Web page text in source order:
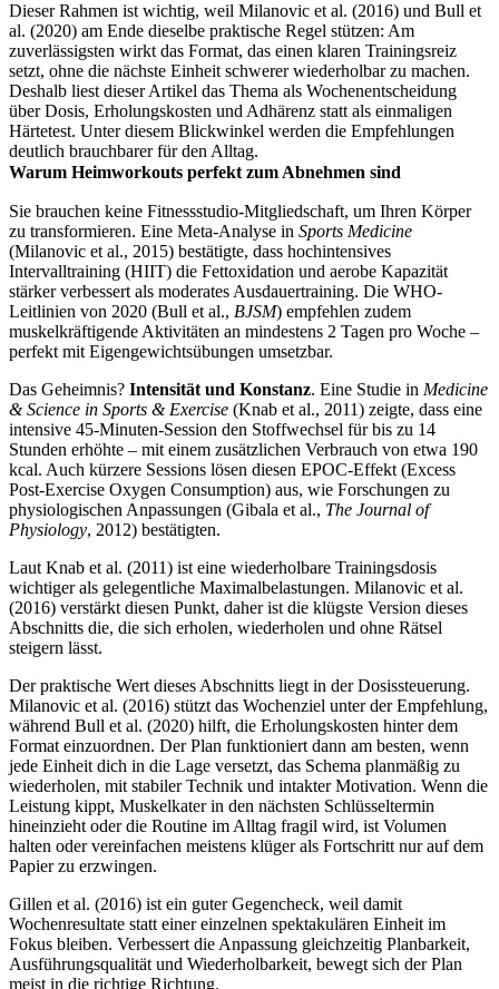
Dieser Rahmen ist wichtig, weil Milanovic et al. (2016) und Bull et
al. (2020) am Ende dieselbe praktische Regel stützen: Am
zuverlässigsten wirkt das Format, das einen klaren Trainingsreiz
setzt, ohne die nächste Einheit schwerer wiederholbar zu machen.
Deshalb liest dieser Artikel das Thema als Wochenentscheidung
über Dosis, Erholungskosten und Adhärenz statt als einmaligen
Härtetest. Unter diesem Blickwinkel werden die Empfehlungen
deutlich brauchbarer für den Alltag.
Warum Heimworkouts perfekt zum Abnehmen sind
Sie brauchen keine Fitnessstudio-Mitgliedschaft, um Ihren Körper
zu transformieren. Eine Meta-Analyse in Sports Medicine
(Milanovic et al., 2015) bestätigte, dass hochintensives
Intervalltraining (HIIT) die Fettoxidation und aerobe Kapazität
stärker verbessert als moderates Ausdauertraining. Die WHO-
Leitlinien von 2020 (Bull et al., BJSM) empfehlen zudem
muskelkräftigende Aktivitäten an mindestens 2 Tagen pro Woche –
perfekt mit Eigengewichtsübungen umsetzbar.
Das Geheimnis? Intensität und Konstanz. Eine Studie in Medicine
& Science in Sports & Exercise (Knab et al., 2011) zeigte, dass eine
intensive 45-Minuten-Session den Stoffwechsel für bis zu 14
Stunden erhöhte – mit einem zusätzlichen Verbrauch von etwa 190
kcal. Auch kürzere Sessions lösen diesen EPOC-Effekt (Excess
Post-Exercise Oxygen Consumption) aus, wie Forschungen zu
physiologischen Anpassungen (Gibala et al., The Journal of
Physiology, 2012) bestätigten.
Laut Knab et al. (2011) ist eine wiederholbare Trainingsdosis
wichtiger als gelegentliche Maximalbelastungen. Milanovic et al.
(2016) verstärkt diesen Punkt, daher ist die klügste Version dieses
Abschnitts die, die sich erholen, wiederholen und ohne Rätsel
steigern lässt.
Der praktische Wert dieses Abschnitts liegt in der Dosissteuerung.
Milanovic et al. (2016) stützt das Wochenziel unter der Empfehlung,
während Bull et al. (2020) hilft, die Erholungskosten hinter dem
Format einzuordnen. Der Plan funktioniert dann am besten, wenn
jede Einheit dich in die Lage versetzt, das Schema planmäßig zu
wiederholen, mit stabiler Technik und intakter Motivation. Wenn die
Leistung kippt, Muskelkater in den nächsten Schlüsseltermin
hineinzieht oder die Routine im Alltag fragil wird, ist Volumen
halten oder vereinfachen meistens klüger als Fortschritt nur auf dem
Papier zu erzwingen.
Gillen et al. (2016) ist ein guter Gegencheck, weil damit
Wochenresultate statt einer einzelnen spektakulären Einheit im
Fokus bleiben. Verbessert die Anpassung gleichzeitig Planbarkeit,
Ausführungsqualität und Wiederholbarkeit, bewegt sich der Plan
meist in die richtige Richtung.